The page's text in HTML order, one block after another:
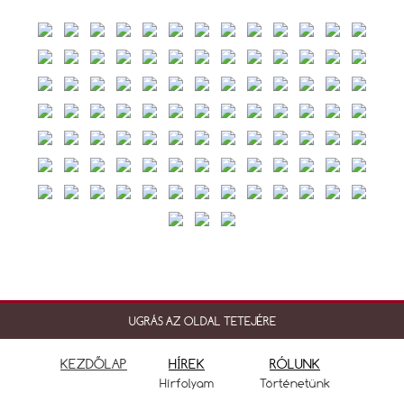
UGRÁS AZ OLDAL TETEJÉRE
KEZDŐLAP HÍREK
Hírfolyam
RÓLUNK
Történetünk